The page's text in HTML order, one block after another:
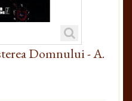
Domnului - A.